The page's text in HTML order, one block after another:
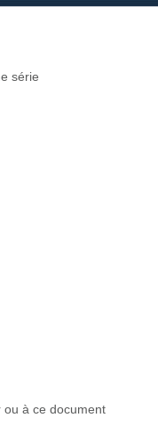
série
ou à ce document